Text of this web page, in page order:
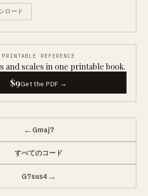
ロード
PRINTABLE REFERENCE
and scales in one printable book.
$9Get the PDF →
← Gmaj7
すべてのコード
G7sus4 →